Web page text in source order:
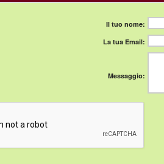
Il tuo nome:
La tua Email:
Messaggio: